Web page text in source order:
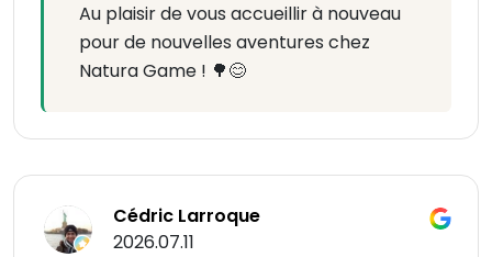
Au plaisir de vous accueillir à nouveau
pour de nouvelles aventures chez
Natura Game ! 🌳😊
Cédric Larroque
2026.07.11